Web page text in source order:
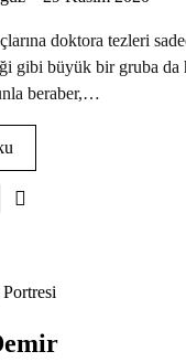
doktora tezleri
gibi büyük bir gruba da
beraber,…